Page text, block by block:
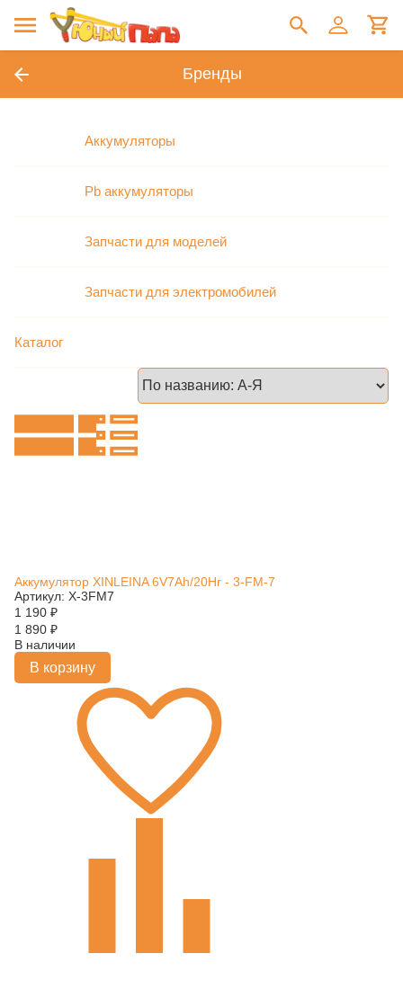
Бренды
Аккумуляторы
Pb аккумуляторы
Запчасти для моделей
Запчасти для электромобилей
Каталог
Аккумулятор XINLEINA 6V7Ah/20Hr - 3-FM-7
Артикул: X-3FM7
1 190 ₽
1 890 ₽
В наличии
В корзину